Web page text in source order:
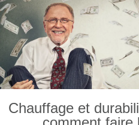
Chauffage et